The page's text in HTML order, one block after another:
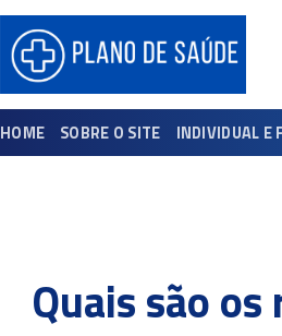
HOME SOBRE O SITE INDIVIDUAL E
Quais são